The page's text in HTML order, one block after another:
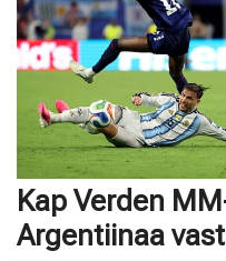
Kap Verden
Argentiinaa